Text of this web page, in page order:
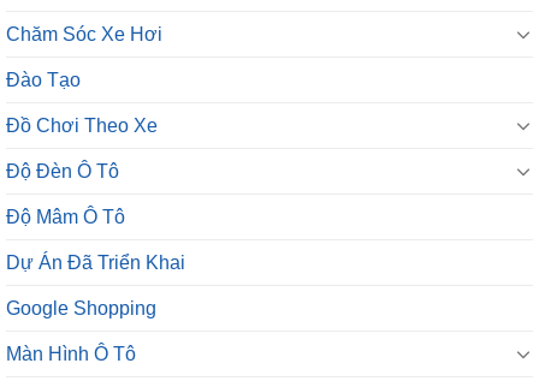
Chăm Sóc Xe Hơi
Đào Tạo
Đồ Chơi Theo Xe
Độ Đèn Ô Tô
Độ Mâm Ô Tô
Dự Án Đã Triển Khai
Google Shopping
Màn Hình Ô Tô